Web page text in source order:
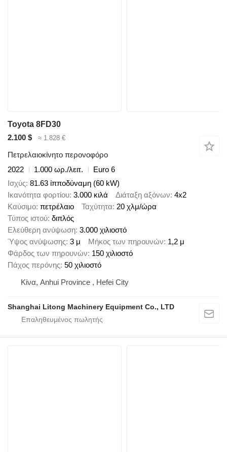
Toyota 8FD30
2.100 $
≈ 1.828 €
Πετρελαιοκίνητο περονοφόρο
2022
1.000 ωρ./λειτ.
Euro 6
Ισχύς 81.63 ίπποδύναμη (60 kW)
Ικανότητα φορτίου 3.000 κιλά Διάταξη αξόνων 4x2
Καύσιμο πετρέλαιο Ταχύτητα 20 χλμ/ώρα
Τύπος ιστού διπλός
Ελεύθερη ανύψωση 3.000 χιλιοστό
Ύψος ανύψωσης 3 μ Μήκος των πηρουνών 1,2 μ
Φάρδος των πηρουνών 150 χιλιοστό
Πάχος περόνης 50 χιλιοστό
Κίνα, Anhui Province , Hefei City
Shanghai Litong Machinery Equipment Co., LTD